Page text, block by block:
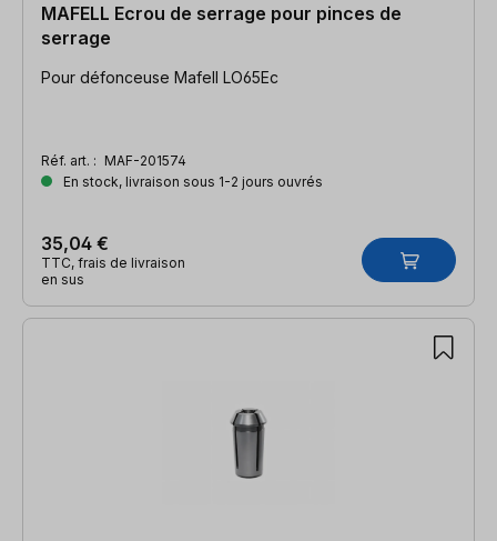
MAFELL Ecrou de serrage pour pinces de
serrage
Pour défonceuse Mafell LO65Ec
Réf. art. : MAF-201574
En stock, livraison sous 1-2 jours ouvrés
35,04 €
TTC, frais de livraison
en sus